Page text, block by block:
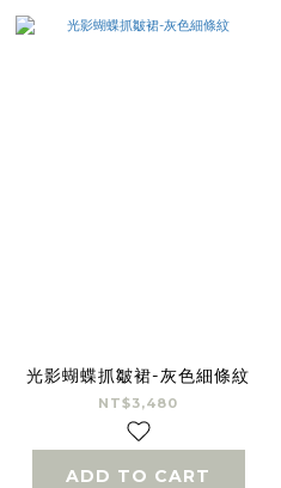
光影蝴蝶抓皺裙-灰色細條紋
NT$3,480
ADD TO CART